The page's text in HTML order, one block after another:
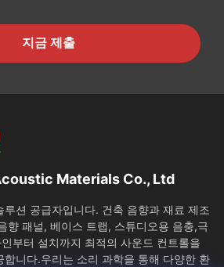
지금 제출
Materials Co., Ltd
루션 공급자입니다. 건축 음향과 재료 제조
향 패널, 베이스 트랩, 스튜디오용 음충,극
부터 설치까지 최적의 사운드 컨트롤을
합니다.우리는 소리 과학을 통해 다양한 환